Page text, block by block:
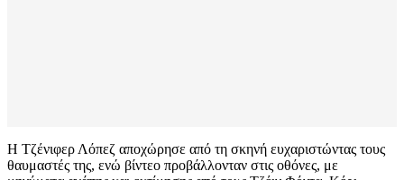
Η Τζένιφερ Λόπεζ αποχώρησε από τη σκηνή ευχαριστώντας τους
θαυμαστές της, ενώ βίντεο προβάλλονταν στις οθόνες, με